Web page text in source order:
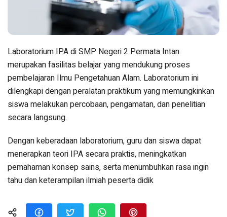
Laboratorium IPA di SMP Negeri 2 Permata Intan
merupakan fasilitas belajar yang mendukung proses
pembelajaran Ilmu Pengetahuan Alam. Laboratorium ini
dilengkapi dengan peralatan praktikum yang memungkinkan
siswa melakukan percobaan, pengamatan, dan penelitian
secara langsung.
Dengan keberadaan laboratorium, guru dan siswa dapat
menerapkan teori IPA secara praktis, meningkatkan
pemahaman konsep sains, serta menumbuhkan rasa ingin
tahu dan keterampilan ilmiah peserta didik